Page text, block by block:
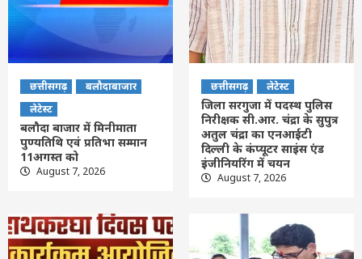
छत्तीसगढ़
बलौदाबाजार
लेटेस्ट
बलौदा बाजार में मिनीमाता
पुण्यतिथि एवं प्रतिभा सम्मान
11अगस्त को
August 7, 2026
छत्तीसगढ़ लेटेस्ट
जिला सरगुजा में पदस्थ पुलिस
निरीक्षक सी.आर. चंद्रा के सुपुत्र
अतुल चंद्रा का एनआईटी
दिल्ली के कंप्यूटर साइंस एंड
इंजीनियरिंग में चयन
August 7, 2026